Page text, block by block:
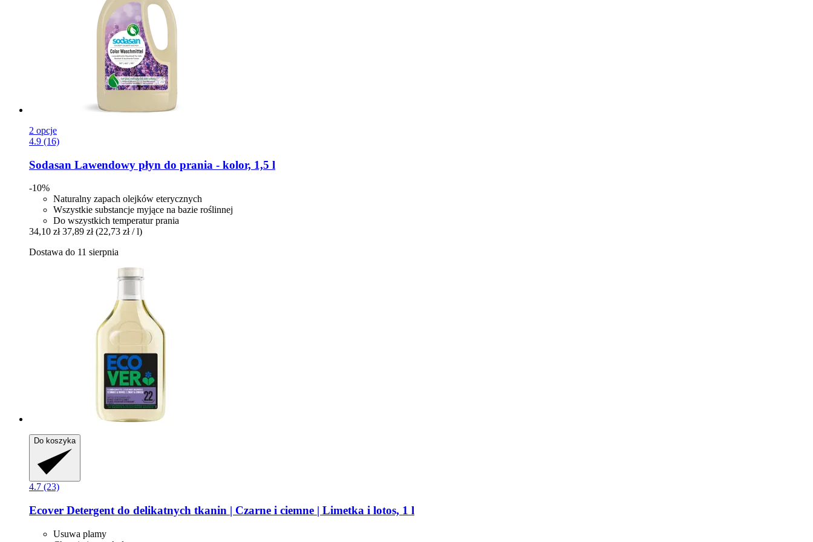
2 opcje
4.9 (16)
Sodasan Lawendowy płyn do prania -​ kolor, 1,5 l
-10%
Naturalny zapach olejków eterycznych
Wszystkie substancje myjące na bazie roślinnej
Do wszystkich temperatur prania
34,10 zł 37,89 zł (22,73 zł / l)
Dostawa do 11 sierpnia
Do koszyka
4.7 (23)
Ecover Detergent do delikatnych tkanin | Czarne i ciemne | Limetka i lotos, 1 l
Usuwa plamy